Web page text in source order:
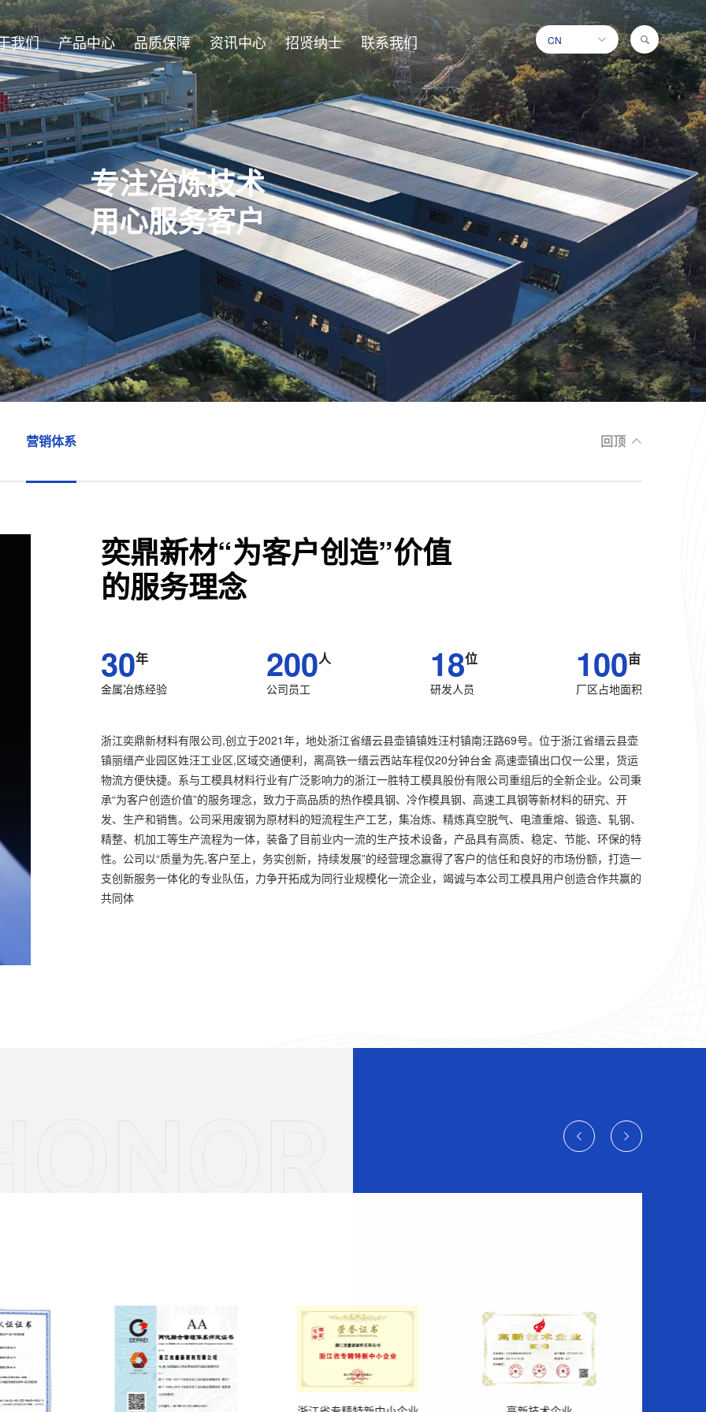
我们 产品中心 品质保障 资讯中心 招贤纳士 联系我们 CN
专注冶炼技术
用心服务客户
营销体系 回顶
奕鼎新材“为客户创造”价值
的服务理念
30年
金属冶炼经验
200人
公司员工
18位
研发人员
100亩
厂区占地面积
浙江奕鼎新材料有限公司,创立于2021年，地处浙江省缙云县壶镇镇姓汪村镇南汪路69号。位于浙江省缙云县壶
镇丽缙产业园区姓汪工业区,区域交通便利，离高铁一缙云西站车程仅20分钟台金 高速壶镇出口仅一公里，货运
物流方便快捷。系与工模具材料行业有广泛影响力的浙江一胜特工模具股份有限公司重组后的全新企业。公司秉
承“为客户创造价值”的服务理念，致力于高品质的热作模具钢、冷作模具钢、高速工具钢等新材料的研究、开
发、生产和销售。公司采用废钢为原材料的短流程生产工艺，集冶炼、精炼真空脱气、电渣重熔、锻造、轧钢、
精整、机加工等生产流程为一体，装备了目前业内一流的生产技术设备，产品具有高质、稳定、节能、环保的特
性。公司以“质量为先,客户至上，务实创新，持续发展”的经营理念赢得了客户的信任和良好的市场份额，打造一
支创新服务一体化的专业队伍，力争开拓成为同行业规模化一流企业，竭诚与本公司工模具用户创造合作共赢的
共同体